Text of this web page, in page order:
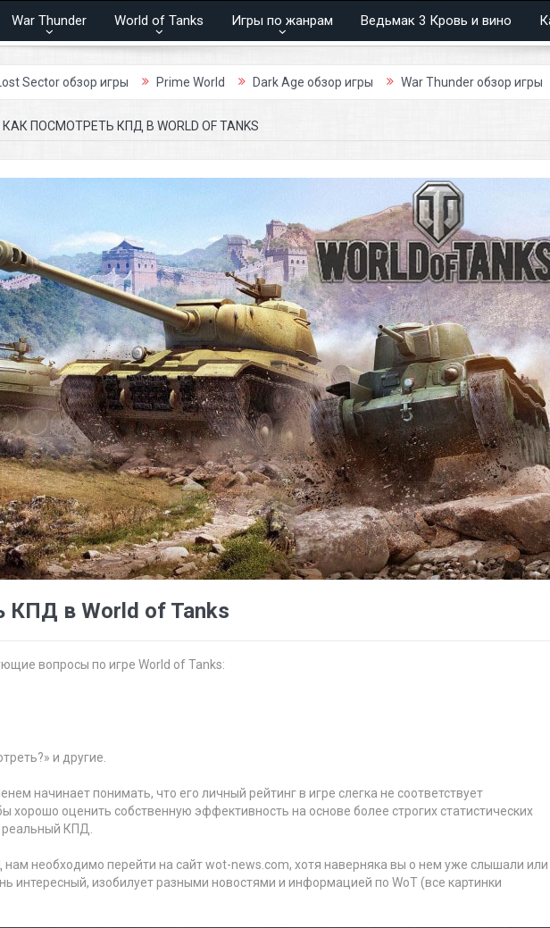
War Thunder World of Tanks Игры по жанрам Ведьмак 3 Кровь и вино
Prime World Dark Age обзор игры War Thunder обзор игры Panzar обзор
КАК ПОСМОТРЕТЬ КПД В WORLD OF TANKS
КПД в World of Tanks
вопросы по игре World of Tanks:
и другие.
начинает понимать, что его личный рейтинг в игре слегка не соответствует
хорошо оценить собственную эффективность на основе более строгих статистических
реальный КПД.
необходимо перейти на сайт wot-news.com, хотя наверняка вы о нем уже слышали или
интересный, изобилует разными новостями и информацией по WoT (все картинки